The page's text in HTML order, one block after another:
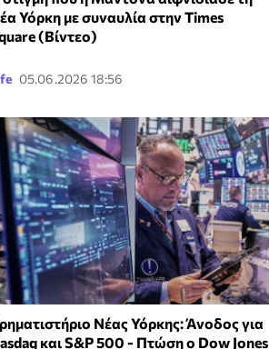
Υόρκη με συναυλία στην Times
(Βίντεο)
05.06.2026 18:56
Νέας Υόρκης: Άνοδος για
και S&P 500 - Πτώση ο Dow Jones